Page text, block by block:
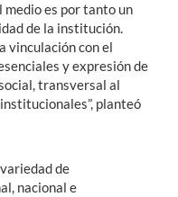
medio es por tanto un
de la institución.
vinculación con el
y expresión de
transversal al
planteó
de
nacional e